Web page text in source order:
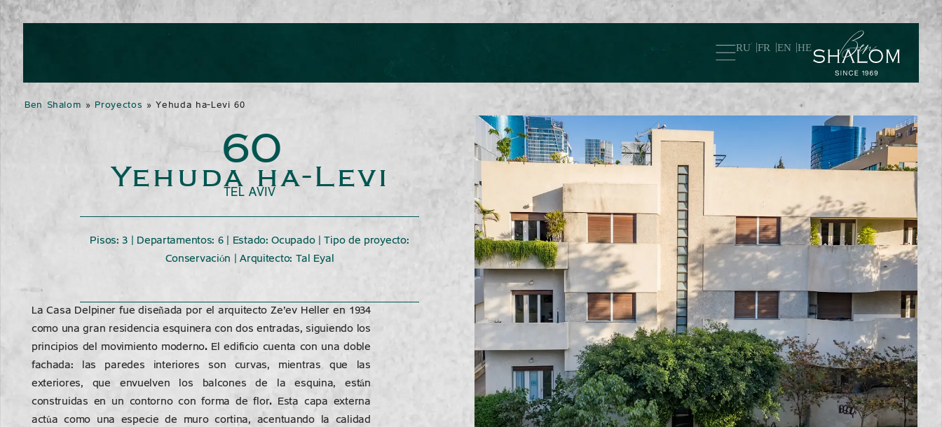
RU FR EN HE
Ben Shalom » Proyectos »Yehuda ha-Levi 60
60
Yehuda ha-Levi
TEL AVIV
Pisos: 3 | Departamentos: 6 | Estado: Ocupado | Tipo de proyecto:
Conservación | Arquitecto: Tal Eyal
La Casa Delpiner fue diseñada por el arquitecto Ze'ev Heller en 1934
como una gran residencia esquinera con dos entradas, siguiendo los
principios del movimiento moderno. El edificio cuenta con una doble
fachada: las paredes interiores son curvas, mientras que las
exteriores, que envuelven los balcones de la esquina, están
construidas en un contorno con forma de flor. Esta capa externa
actúa como una especie de muro cortina, acentuando la calidad